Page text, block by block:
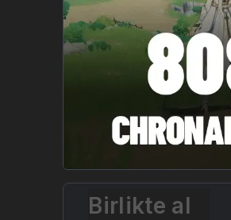
Birlikte al